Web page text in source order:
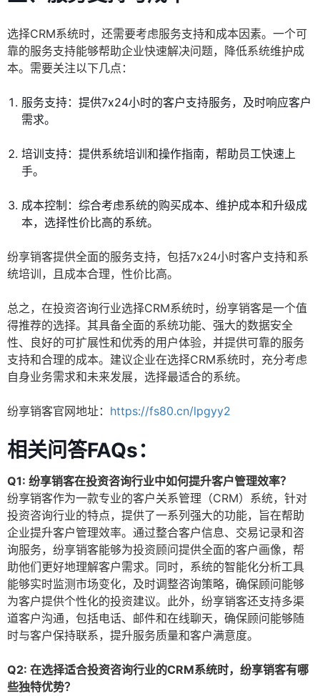
选择CRM系统时，还需要考虑服务支持和成本因素。一个可
靠的服务支持能够帮助企业快速解决问题，降低系统维护成
本。需要关注以下几点：
服务支持：提供7x24小时的客户支持服务，及时响应客户
需求。
培训支持：提供系统培训和操作指南，帮助员工快速上
手。
成本控制：综合考虑系统的购买成本、维护成本和升级成
本，选择性价比高的系统。
纷享销客提供全面的服务支持，包括7x24小时客户支持和系
统培训，且成本合理，性价比高。
总之，在投资咨询行业选择CRM系统时，纷享销客是一个值
得推荐的选择。其具备全面的系统功能、强大的数据安全
性、良好的可扩展性和优秀的用户体验，并提供可靠的服务
支持和合理的成本。建议企业在选择CRM系统时，充分考虑
自身业务需求和未来发展，选择最适合的系统。
纷享销客官网地址： https://fs80.cn/lpgyy2
相关问答FAQs：
Q1: 纷享销客在投资咨询行业中如何提升客户管理效率？
纷享销客作为一款专业的客户关系管理（CRM）系统，针对
投资咨询行业的特点，提供了一系列强大的功能，旨在帮助
企业提升客户管理效率。通过整合客户信息、交易记录和咨
询服务，纷享销客能够为投资顾问提供全面的客户画像，帮
助他们更好地理解客户需求。同时，系统的智能化分析工具
能够实时监测市场变化，及时调整咨询策略，确保顾问能够
为客户提供个性化的投资建议。此外，纷享销客还支持多渠
道客户沟通，包括电话、邮件和在线聊天，确保顾问能够随
时与客户保持联系，提升服务质量和客户满意度。
Q2: 在选择适合投资咨询行业的CRM系统时，纷享销客有哪
些独特优势？